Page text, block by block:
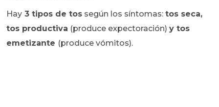
Hay 3 tipos de tos según los síntomas:tos seca,
tos productiva (produce expectoración)y tos
emetizante (produce vómitos).